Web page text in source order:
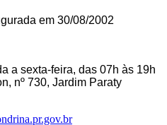
em 30/08/2002
a sexta-feira, das 07h às 19h
nº 730, Jardim Paraty